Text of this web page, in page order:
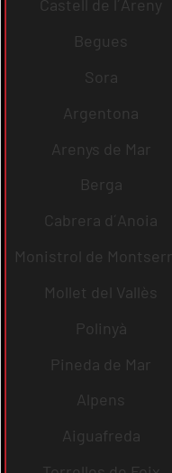
Castell de l´Areny
Begues
Sora
Argentona
Arenys de Mar
Berga
Cabrera d´Anoia
Monistrol de
Mollet del Vallès
Polinyà
Pineda de Mar
Alpens
Aiguafreda